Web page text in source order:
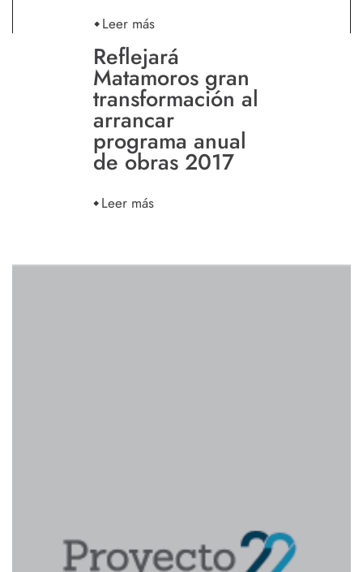
Leer más
Reflejará
Matamoros gran
transformación al
arrancar
programa anual
de obras 2017
Leer más